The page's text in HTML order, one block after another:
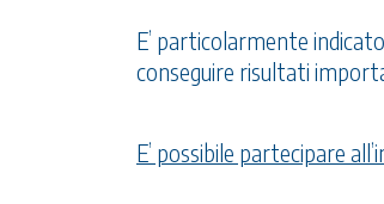
E’ particolarmente
conseguire risultati
E’ possibile partecipare